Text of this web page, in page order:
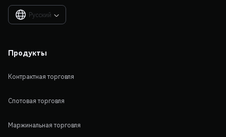
Русский 
Продукты
Контрактная торговля
Спотовая торговля
Маржинальная торговля